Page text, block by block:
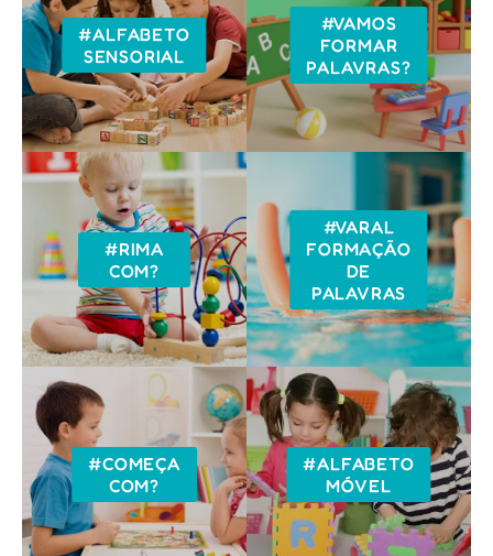
#ALFABETO
SENSORIAL
#VAMOS
FORMAR
PALAVRAS?
#RIMA
COM?
#VARAL
FORMAÇÃO
DE
PALAVRAS
#COMEÇA
COM?
#ALFABETO
MÓVEL